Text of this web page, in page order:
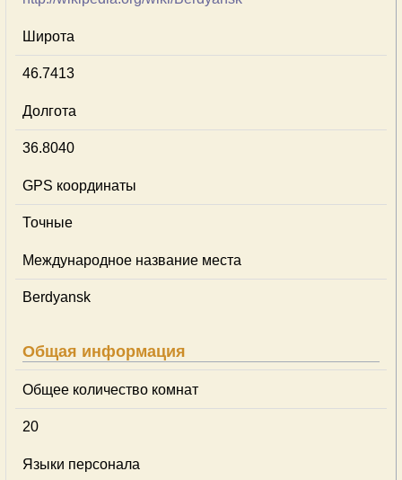
Широта
46.7413
Долгота
36.8040
GPS координаты
Точные
Международное название места
Berdyansk
Общая информация
Общее количество комнат
20
Языки персонала